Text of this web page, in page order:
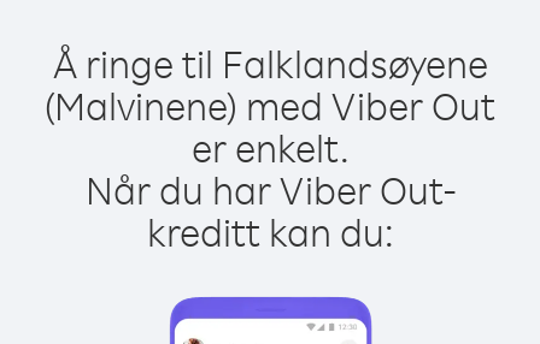
Å ringe til Falklandsøyene
(Malvinene) med Viber Out
er enkelt.
Når du har Viber Out-
kreditt kan du: